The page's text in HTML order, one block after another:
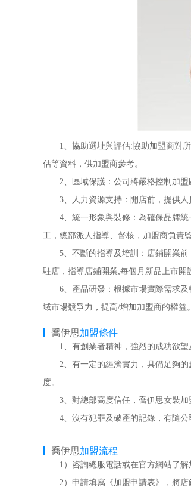
1、協助選址與評估:協助加盟商對所
估等資料，供加盟商參考。
2、區域保護：公司將嚴格控制加盟
3、人力資源支持：開店前，提供人
4、統一形象與裝修：為確保品牌統
工，總部派人指導、督核，加盟商負責監
5、不斷的指導及培訓：店鋪開業前
駐店，指導店鋪開業;每個月新品上市開
6、產品研發：根據市場實際需求及
域市場競爭力，提高/增加加盟商的權益
喬伊思加盟條件
1、有創業者精神，強烈的成功欲望
2、有一定的經濟實力，具備足夠的
度。
3、對總部高度信任，喬伊思女裝加
4、沒有犯罪及破產的記錄，有隨公
喬伊思加盟流程
1）咨詢總服電話或在官方網站了解
2）申請填寫《加盟申請表》，將店